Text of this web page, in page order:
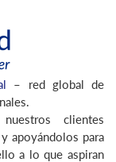
– red global de
clientes
apoyándolos para
a lo que aspiran